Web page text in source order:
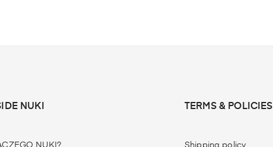
NUKI
NUKI?
TERMS & POLICIES
Shipping policy